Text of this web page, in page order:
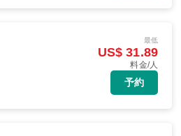
最低
US$ 31.89
料金/人
予約